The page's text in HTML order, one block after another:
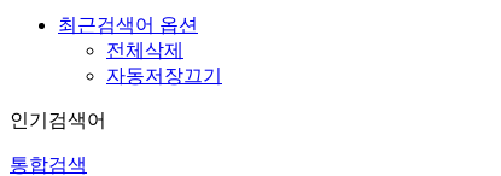
최근검색어 옵션
전체삭제
자동저장끄기
인기검색어
통합검색